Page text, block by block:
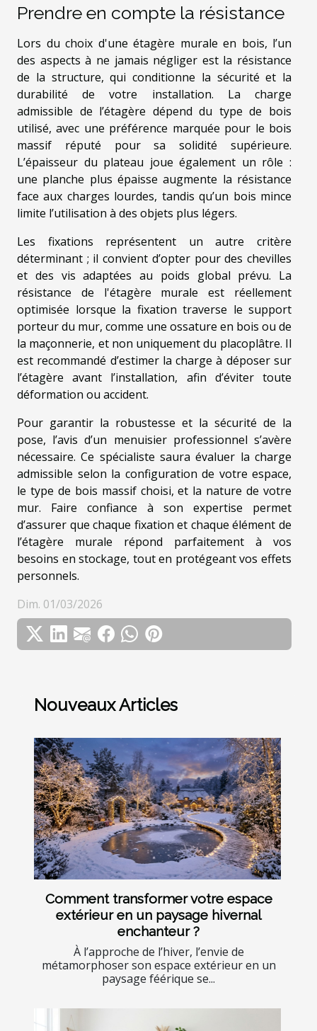
Prendre en compte la résistance
Lors du choix d'une étagère murale en bois, l’un
des aspects à ne jamais négliger est la résistance
de la structure, qui conditionne la sécurité et la
durabilité de votre installation. La charge
admissible de l’étagère dépend du type de bois
utilisé, avec une préférence marquée pour le bois
massif réputé pour sa solidité supérieure.
L’épaisseur du plateau joue également un rôle :
une planche plus épaisse augmente la résistance
face aux charges lourdes, tandis qu’un bois mince
limite l’utilisation à des objets plus légers.
Les fixations représentent un autre critère
déterminant ; il convient d’opter pour des chevilles
et des vis adaptées au poids global prévu. La
résistance de l'étagère murale est réellement
optimisée lorsque la fixation traverse le support
porteur du mur, comme une ossature en bois ou de
la maçonnerie, et non uniquement du placoplâtre. Il
est recommandé d’estimer la charge à déposer sur
l’étagère avant l’installation, afin d’éviter toute
déformation ou accident.
Pour garantir la robustesse et la sécurité de la
pose, l’avis d’un menuisier professionnel s’avère
nécessaire. Ce spécialiste saura évaluer la charge
admissible selon la configuration de votre espace,
le type de bois massif choisi, et la nature de votre
mur. Faire confiance à son expertise permet
d’assurer que chaque fixation et chaque élément de
l’étagère murale répond parfaitement à vos
besoins en stockage, tout en protégeant vos effets
personnels.
Dim. 01/03/2026
Nouveaux Articles
Comment transformer votre espace
extérieur en un paysage hivernal
enchanteur ?
À l’approche de l’hiver, l’envie de
métamorphoser son espace extérieur en un
paysage féérique se...